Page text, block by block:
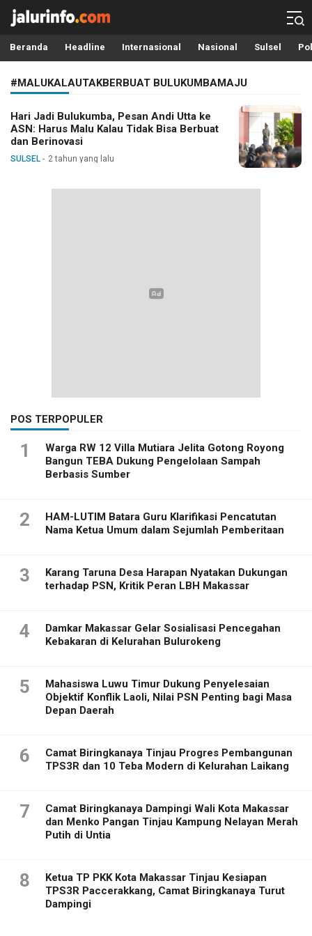
Info Terbaru, Berita Terkini Hari Ini, Jalurinfo.com
Terkini, Akurat dan Terpercaya
Beranda Headline Internasional Nasional Sulsel
#MALUKALAUTAKBERBUAT BULUKUMBAMAJU
Hari Jadi Bulukumba, Pesan Andi Utta ke
ASN: Harus Malu Kalau Tidak Bisa Berbuat
dan Berinovasi
SULSEL 2 tahun yang lalu
POS TERPOPULER
1
Warga RW 12 Villa Mutiara Jelita Gotong Royong
Bangun TEBA Dukung Pengelolaan Sampah
Berbasis Sumber
2
HAM-LUTIM Batara Guru Klarifikasi Pencatutan
Nama Ketua Umum dalam Sejumlah Pemberitaan
3
Karang Taruna Desa Harapan Nyatakan Dukungan
terhadap PSN, Kritik Peran LBH Makassar
4
Damkar Makassar Gelar Sosialisasi Pencegahan
Kebakaran di Kelurahan Bulurokeng
5
Mahasiswa Luwu Timur Dukung Penyelesaian
Objektif Konflik Laoli, Nilai PSN Penting bagi Masa
Depan Daerah
6
Camat Biringkanaya Tinjau Progres Pembangunan
TPS3R dan 10 Teba Modern di Kelurahan Laikang
7
Camat Biringkanaya Dampingi Wali Kota Makassar
dan Menko Pangan Tinjau Kampung Nelayan Merah
Putih di Untia
8
Ketua TP PKK Kota Makassar Tinjau Kesiapan
TPS3R Paccerakkang, Camat Biringkanaya Turut
Dampingi